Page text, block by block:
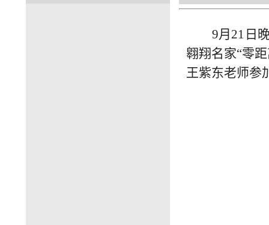
9月21日
翱翔名家“零
王紫东老师参